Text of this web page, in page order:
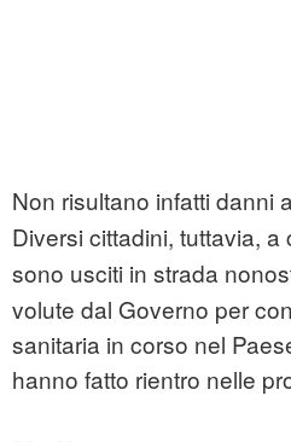
Non risultano infatti danni a
Diversi cittadini, tuttavia, a
sono usciti in strada
volute dal Governo per
sanitaria in corso nel
hanno fatto rientro nelle